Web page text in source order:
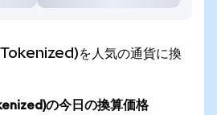
を人気の通貨に換
の今日の換算価格